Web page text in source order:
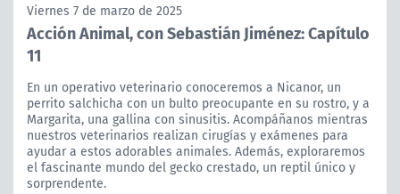
Viernes 7 de marzo de 2025
Acción Animal, con Sebastián Jiménez: Capítulo
11
En un operativo veterinario conoceremos a Nicanor, un
perrito salchicha con un bulto preocupante en su rostro, y a
Margarita, una gallina con sinusitis. Acompáñanos mientras
nuestros veterinarios realizan cirugías y exámenes para
ayudar a estos adorables animales. Además, exploraremos
el fascinante mundo del gecko crestado, un reptil único y
sorprendente.